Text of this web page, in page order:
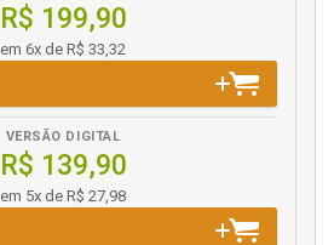
R$ 199,90
em 6x de R$ 33,32
VERSÃO DIGITAL
R$ 139,90
em 5x de R$ 27,98